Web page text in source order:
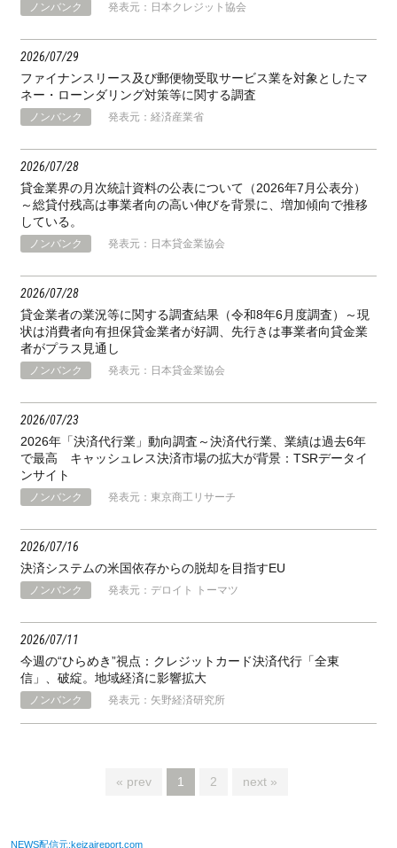
ノンバンク 発表元：日本クレジット協会
2026 07 29
ファイナンスリース及び郵便物受取サービス業を対象としたマ
ネー・ローンダリング対策等に関する調査
ノンバンク 発表元：経済産業省
2026 07 28
貸金業界の月次統計資料の公表について（2026年7月公表分）
～総貸付残高は事業者向の高い伸びを背景に、増加傾向で推移
している。
ノンバンク 発表元：日本貸金業協会
2026 07 28
貸金業者の業況等に関する調査結果（令和8年6月度調査）～現
状は消費者向有担保貸金業者が好調、先行きは事業者向貸金業
者がプラス見通し
ノンバンク 発表元：日本貸金業協会
2026 07 23
2026年「決済代行業」動向調査～決済代行業、業績は過去6年
で最高 キャッシュレス決済市場の拡大が背景：TSRデータイ
ンサイト
ノンバンク 発表元：東京商工リサーチ
2026 07 16
決済システムの米国依存からの脱却を目指すEU
ノンバンク 発表元：デロイト トーマツ
2026 07 11
今週の“ひらめき”視点：クレジットカード決済代行「全東
信」、破綻。地域経済に影響拡大
ノンバンク 発表元：矢野経済研究所
« prev 1 2 next »
NEWS配信元:keizaireport.com